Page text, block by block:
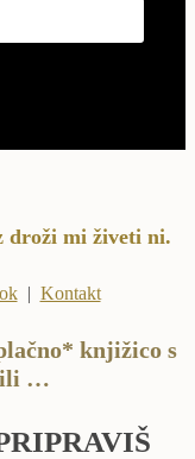
droži mi živeti ni.
| Kontakt
knjižico s
…